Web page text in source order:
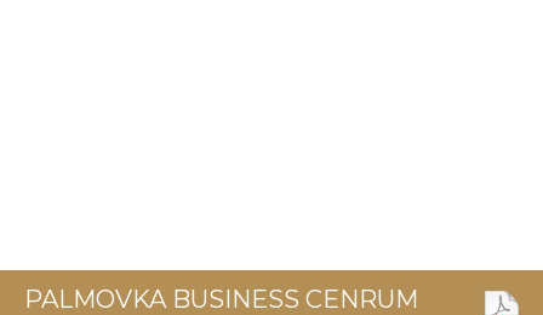
PALMOVKA BUSINESS CENRUM